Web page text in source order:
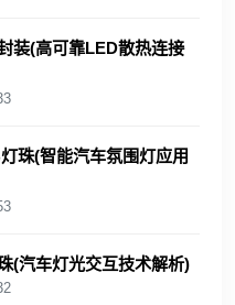
装(高可靠LED散热连接
珠(智能汽车氛围灯应用
(汽车灯光交互技术解析)